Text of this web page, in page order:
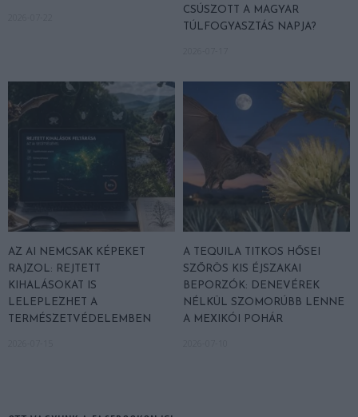
CSÚSZOTT A MAGYAR
TÚLFOGYASZTÁS NAPJA?
AZ AI NEMCSAK KÉPEKET
RAJZOL: REJTETT
KIHALÁSOKAT IS
LELEPLEZHET A
TERMÉSZETVÉDELEMBEN
A TEQUILA TITKOS HŐSEI
SZŐRÖS KIS ÉJSZAKAI
BEPORZÓK: DENEVÉREK
NÉLKÜL SZOMORÚBB LENNE
A MEXIKÓI POHÁR